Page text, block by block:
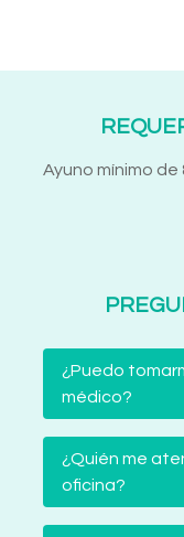
Ayuno mínimo de
¿Puedo
médico?
¿Quién me
oficina?